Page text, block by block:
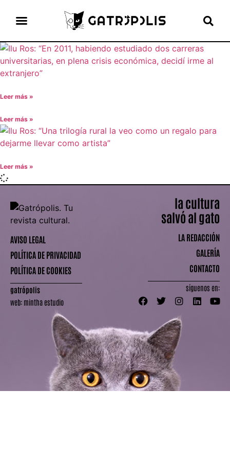
Leer más »
Leer más »
Leer más »
AVISO LEGAL
POLÍTICA DE PRIVACIDAD
POLÍTICA DE COOKIES
gatrópolis
web: mintha estudio
la cultura
salvó al gato
LA REDACCIÓN
GALERÍA
CONTACTO
síguenos en: